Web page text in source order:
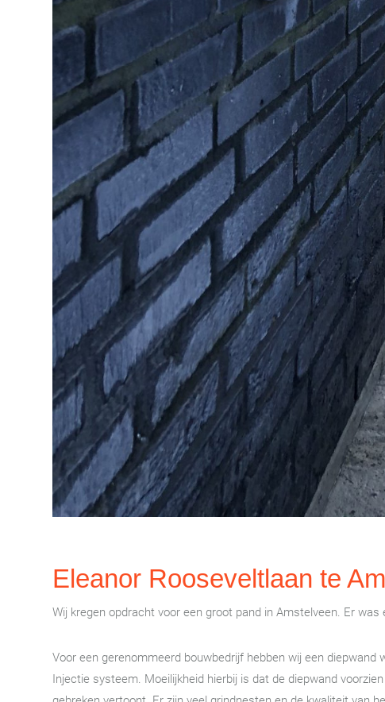
Eleanor Rooseveltlaan te
Wij kregen opdracht voor een groot pand in Amstelveen. Er
Voor een gerenommeerd bouwbedrijf hebben wij een
Injectie systeem. Moeilijkheid hierbij is dat de diepwand